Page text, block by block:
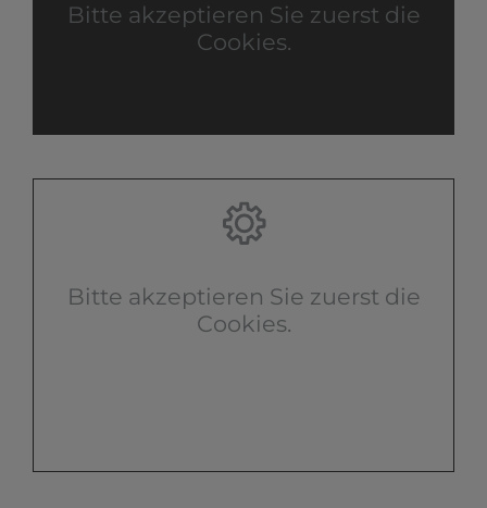
Bitte akzeptieren Sie zuerst die
Cookies.
Bitte akzeptieren Sie zuerst die
Cookies.